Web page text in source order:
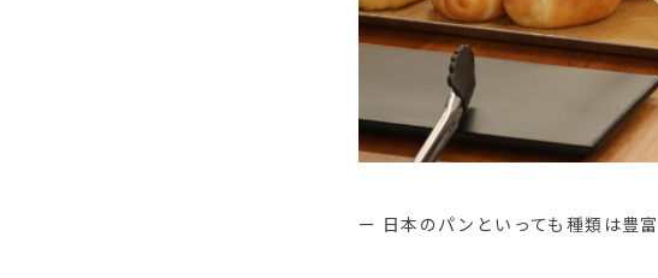
ー 日本のパンといっても種類は豊